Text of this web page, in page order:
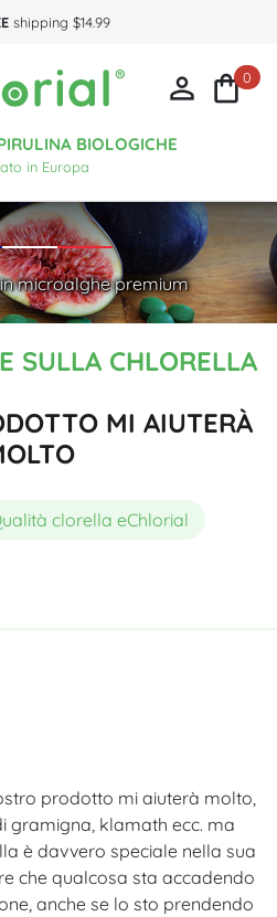
shipping $14.99
BIOLOGICHE
in Europa
 0
microalghe premium
SULLA CHLORELLA
MI AIUTERÀ
clorella eChlorial
prodotto mi aiuterà molto,
gramigna, klamath ecc. ma
è davvero speciale nella sua
che qualcosa sta accadendo
anche se lo sto prendendo